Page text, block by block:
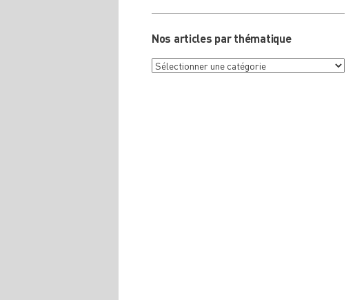
Nos articles par thématique
Nos
articles